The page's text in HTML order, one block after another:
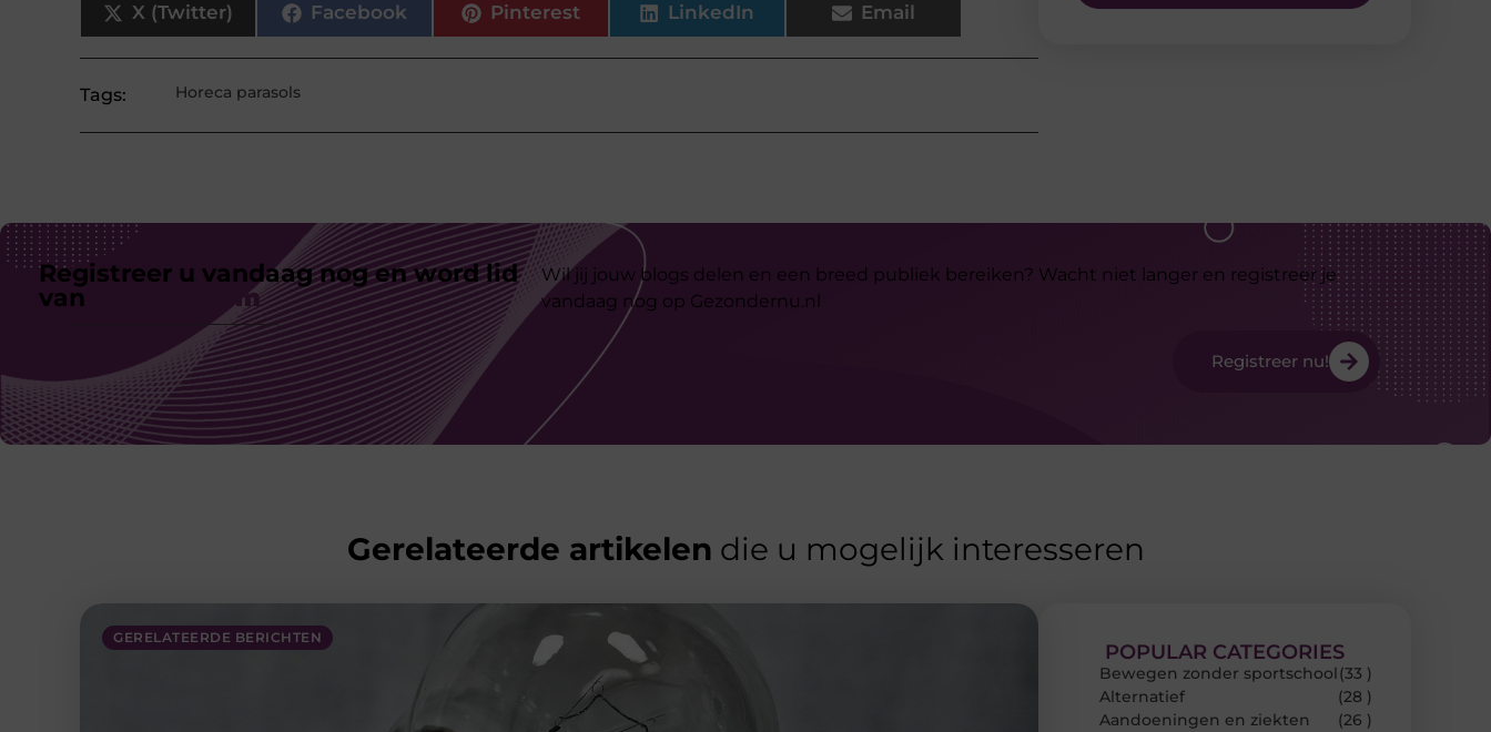
X (Twitter) Facebook Pinterest LinkedIn Email
Tags: Horeca parasols
Registreer u vandaag nog en word lid
van
ons platform
Wil jij jouw blogs delen en een breed publiek bereiken? Wacht niet langer en registreer je
vandaag nog op Gezondernu.nl
Registreer nu!
Gerelateerde artikelen die u mogelijk interesseren
GERELATEERDE BERICHTEN
POPULAR CATEGORIES
Bewegen zonder sportschool(33 )
Alternatief
(28 )
Aandoeningen en ziekten
(26 )